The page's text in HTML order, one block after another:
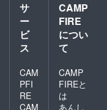
サ
ー
ビ
ス
CAM
PFI
RE
CAM
CAMP
FIRE
につい
て
CAMP
FIREと
は
あんし